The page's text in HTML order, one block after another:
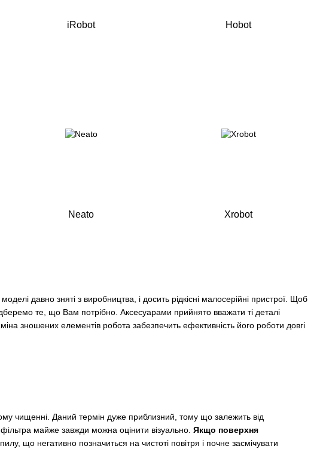
давно зняті з виробництва, і досить рідкісні малосерійні пристрої. Щоб
те, що Вам потрібно. Аксесуарами прийнято вважати ті деталі
зношених елементів робота забезпечить ефективність його роботи довгі
чищенні. Даний термін дуже приблизний, тому що залежить від
майже завжди можна оцінити візуально. Якщо поверхня
що негативно позначиться на чистоті повітря і почне засмічувати
iRobot Hobot
Neato Xrobot